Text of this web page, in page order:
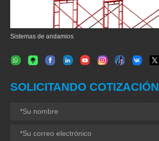
Sistemas de andamios
SOLICITANDO COTIZACIÓN